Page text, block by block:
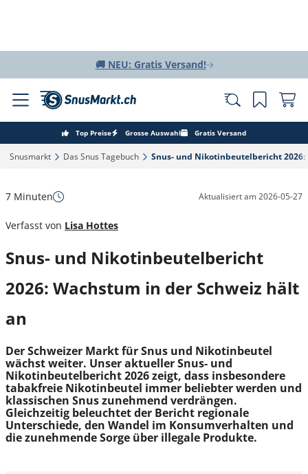
🚚 NEU: Gratis Versand!
Top Preise Grosse Auswahl Gratis Versand
Snusmarkt‎ Das Snus Tagebuch‎ Snus- und Nikotinbeutelbericht
7 Minuten Aktualisiert am2026-05-27
Verfasst von Lisa Hottes
Snus- und Nikotinbeutelbericht
2026: Wachstum in der Schweiz hält
an
Der Schweizer Markt für Snus und Nikotinbeutel
wächst weiter. Unser aktueller Snus- und
Nikotinbeutelbericht 2026 zeigt, dass insbesondere
tabakfreie Nikotinbeutel immer beliebter werden und
klassischen Snus zunehmend verdrängen.
Gleichzeitig beleuchtet der Bericht regionale
Unterschiede, den Wandel im Konsumverhalten und
die zunehmende Sorge über illegale Produkte.